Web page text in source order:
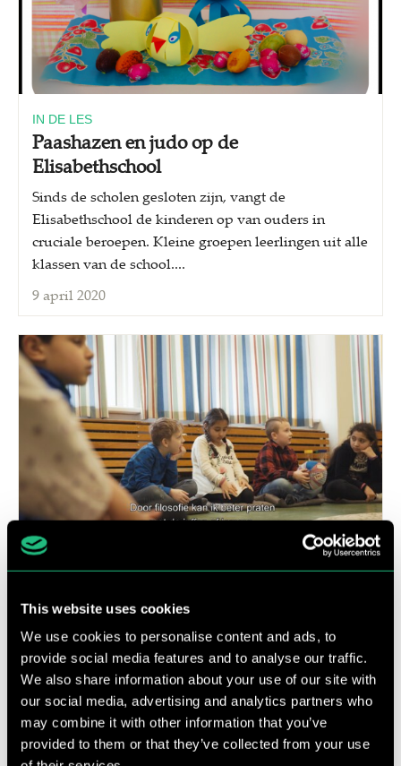
This website uses cookies
We use cookies to personalise content and ads, to
provide social media features and to analyse our traffic.
We also share information about your use of our site with
our social media, advertising and analytics partners who
may combine it with other information that you’ve
provided to them or that they’ve collected from your use
IN DE LES
Paashazen en judo op de
Elisabethschool
Sinds de scholen gesloten zijn, vangt de
Elisabethschool de kinderen op van ouders in
cruciale beroepen. Kleine groepen leerlingen uit alle
klassen van de school....
9 april 2020
Filosofie op school is voor Mirjam Poolster geen vak
vol beschouwingen, bespiegelingen of abstracte taal.
Bij filosofie moeten de leerlingen hard aanpoten,
goed opletten en...
29 oktober 2019